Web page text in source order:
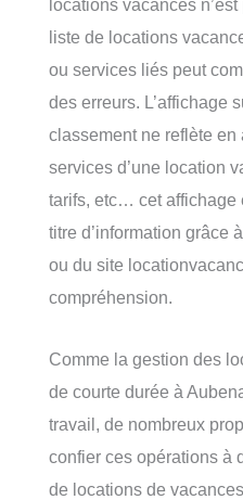
locations vacances
liste de locations
ou services liés peut
des erreurs. L’affichage
classement ne reflète
services d’une location
tarifs, etc… cet affichage
titre d’information grâce
ou du site
compréhension.
Comme la gestion des
de courte durée à
travail, de nombreux
confier ces opérations à
de locations de